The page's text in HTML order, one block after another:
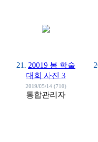
21. 20019 봄 학술
대회 사진 3
2019/05/14 (710)
통합관리자